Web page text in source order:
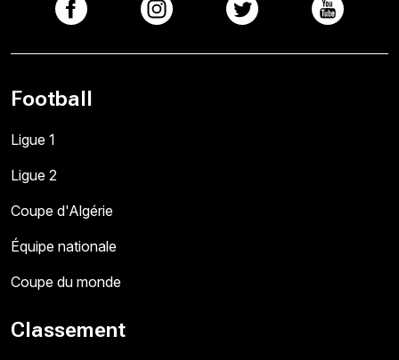
Football
Ligue 1
Ligue 2
Coupe d'Algérie
Équipe nationale
Coupe du monde
Classement